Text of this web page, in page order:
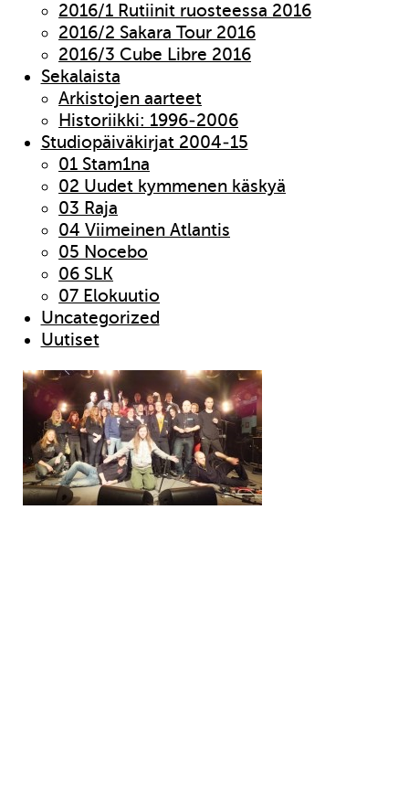
2016/1 Rutiinit ruosteessa 2016
2016/2 Sakara Tour 2016
2016/3 Cube Libre 2016
Sekalaista
Arkistojen aarteet
Historiikki: 1996-2006
Studiopäiväkirjat 2004-15
01 Stam1na
02 Uudet kymmenen käskyä
03 Raja
04 Viimeinen Atlantis
05 Nocebo
06 SLK
07 Elokuutio
Uncategorized
Uutiset